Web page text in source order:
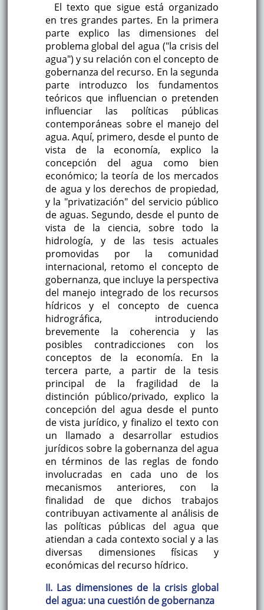
El texto que sigue está organizado
en tres grandes partes. En la primera
parte explico las dimensiones del
problema global del agua ("la crisis del
agua") y su relación con el concepto de
gobernanza del recurso. En la segunda
parte introduzco los fundamentos
teóricos que influencian o pretenden
influenciar las políticas públicas
contemporáneas sobre el manejo del
agua. Aquí, primero, desde el punto de
vista de la economía, explico la
concepción del agua como bien
económico; la teoría de los mercados
de agua y los derechos de propiedad,
y la "privatización" del servicio público
de aguas. Segundo, desde el punto de
vista de la ciencia, sobre todo la
hidrología, y de las tesis actuales
promovidas por la comunidad
internacional, retomo el concepto de
gobernanza, que incluye la perspectiva
del manejo integrado de los recursos
hídricos y el concepto de cuenca
hidrográfica, introduciendo
brevemente la coherencia y las
posibles contradicciones con los
conceptos de la economía. En la
tercera parte, a partir de la tesis
principal de la fragilidad de la
distinción público/privado, explico la
concepción del agua desde el punto
de vista jurídico, y finalizo el texto con
un llamado a desarrollar estudios
jurídicos sobre la gobernanza del agua
en términos de las reglas de fondo
involucradas en cada uno de los
mecanismos anteriores, con la
finalidad de que dichos trabajos
contribuyan activamente al análisis de
las políticas públicas del agua que
atiendan a cada contexto social y a las
diversas dimensiones físicas y
económicas del recurso hídrico.
II. Las dimensiones de la crisis global
del agua: una cuestión de gobernanza